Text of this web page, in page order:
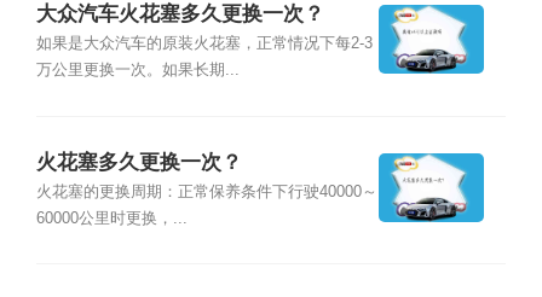
大众汽车火花塞多久更换一次？
如果是大众汽车的原装火花塞，正常情况下每2-3
万公里更换一次。如果长期...
火花塞多久更换一次？
火花塞的更换周期：正常保养条件下行驶40000～
60000公里时更换，...